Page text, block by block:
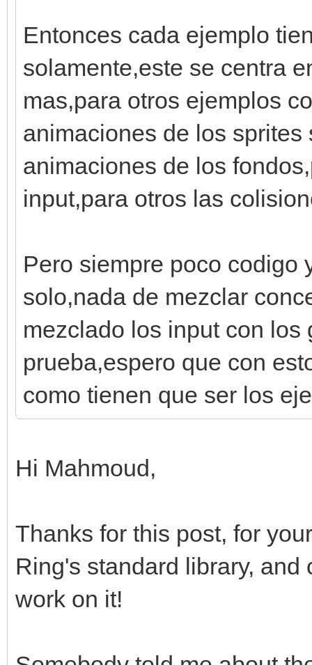
#cargar fondo de
tilemap =
fondo =
#mostrar fondo en
#cargamos los sprites
spriteset =
#mostramos el sprite
#colocamos el sprite
mover_fondo = 0
#bucle principal
while
#mover fondo con
Entonces cada ejemplo
solamente,este se centra
mas,para otros ejemplos
animaciones de los
animaciones de los
input,para otros las
Pero siempre poco codigo
solo,nada de mezclar
mezclado los input con
prueba,espero que con
como tienen que ser los
Hi Mahmoud,
Thanks for this post, for
Ring's standard library,
work on it!